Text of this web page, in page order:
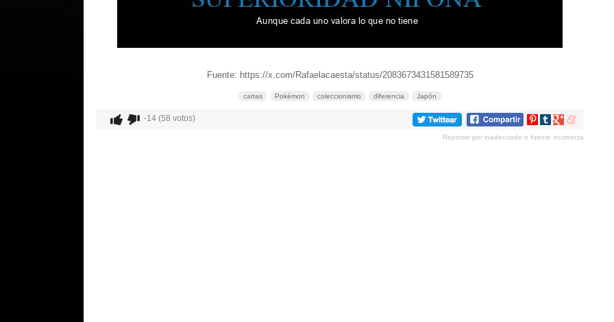
Fuente: https://x.com/Rafaelacaesta/status/2083673431581589735
cartas Pokémon coleccionismo diferencia Japón
-14 (58 votos)
Compartir
Pinterest
Compartir
tumblr
Compartir
Google+
Compartir
meneame
Reportar por inadecuado o fuente incorrecta